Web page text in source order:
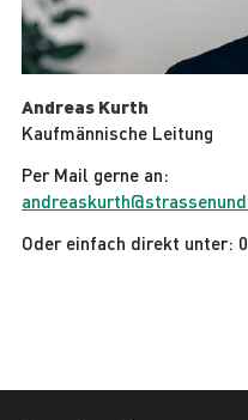
Andreas Kurth
Kaufmännische Leitung
Per Mail gerne an:
Oder einfach direkt unter: